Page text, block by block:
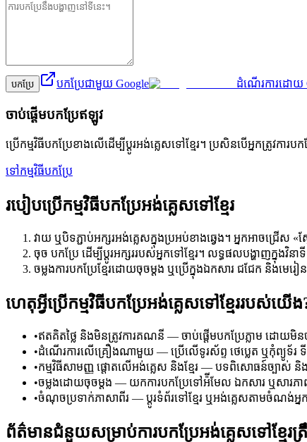
បកប្រែ បកប្រែជាមួយ Google ដំណើរការដោយ
ចាប់ផ្តើមបកប្រែឥឡូវ
ប្រើកម្មវិធីបកប្រែខាងលើដើម្បីប្តូរអង់គ្លេសទៅខ្មែរ។ ប្រសិនបើអ្នកត្រូវការ
ទៅកម្មវិធីបកប្រែ
របៀបប្រើកម្មវិធីបកប្រែអង់គ្លេសទៅខ្មែរ
វាយ ឬបិទភ្ជាប់អក្សរអង់គ្លេសក្នុងប្រអប់ខាងឆ្វេង។ អ្នកអាចជ្រើស
ចុច បកប្រែ ដើម្បីប្តូរអក្សររបស់អ្នកទៅខ្មែរ។ លទ្ធផលបង្ហាញក្នុងវិនា
ចម្លងការបកប្រែខ្មែរដោយចុចម្តង ឬប្រើក្នុងឯកសារ ជជែក និងមេរៀ
ហេតុអ្វីប្រើកម្មវិធីបកប្រែអង់គ្លេសទៅខ្មែររបស់យើង
•ឥតគិតថ្លៃ និងមិនត្រូវការគណនី — ចាប់ផ្តើមបកប្រែភ្លាម ដោយមិន
•ដំណើរការលើគ្រឿងណាមួយ — ប្រើលើទូរស័ព្ទ ថេប្លេត ឬកុំព្យូទ័រ
•កម្មវិធីសាមញ្ញ ផ្តោតលើអង់គ្លេស និងខ្មែរ — បទពិសោធន៍ច្បាស់
•ចម្លងដោយចុចម្តង — យកការបកប្រែទៅអ៉ីមែល ឯកសារ ឬសារភាព
•ចំណុចប្រទាក់ភាសាពីរ — ប្តូរទំព័រទៅខ្មែរ ឬអង់គ្លេសតាមចំណង់អ្ន
ព័ត៌មានជំនួយសម្រាប់ការបកប្រែអង់គ្លេសទៅខ្មែរត្